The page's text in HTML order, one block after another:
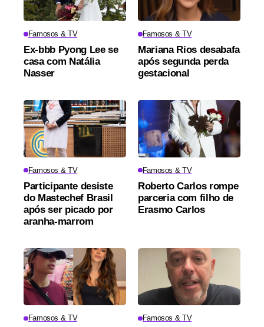
Famosos & TV
Ex-bbb Pyong Lee se
casa com Natália
Nasser
Famosos & TV
Mariana Rios desabafa
após segunda perda
gestacional
Famosos & TV
Participante desiste
do Mastechef Brasil
após ser picado por
aranha-marrom
Famosos & TV
Roberto Carlos rompe
parceria com filho de
Erasmo Carlos
Famosos & TV Famosos & TV